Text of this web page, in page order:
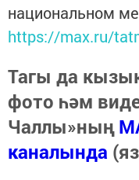
национальном
https://max.ru/
Тагы да
фото һәм
Чаллы»ның
каналында